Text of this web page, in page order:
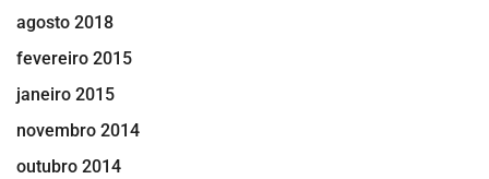
agosto 2018
fevereiro 2015
janeiro 2015
novembro 2014
outubro 2014